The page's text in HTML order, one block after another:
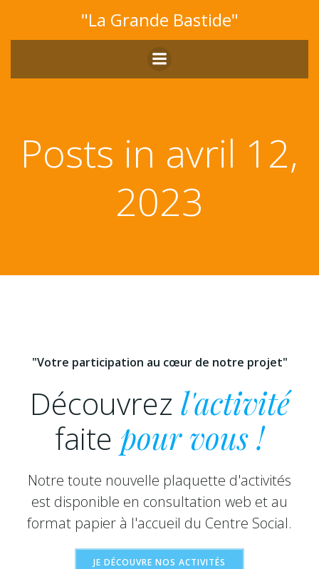
au
contenu
"La Grande Bastide"
Posts in avril 12,
2023
"Votre participation au cœur de notre projet"
Découvrez l'activité
faite pour vous !
Notre toute nouvelle plaquette d'activités
est disponible en consultation web et au
format papier à l'accueil du Centre Social.
JE DÉCOUVRE NOS ACTIVITÉS